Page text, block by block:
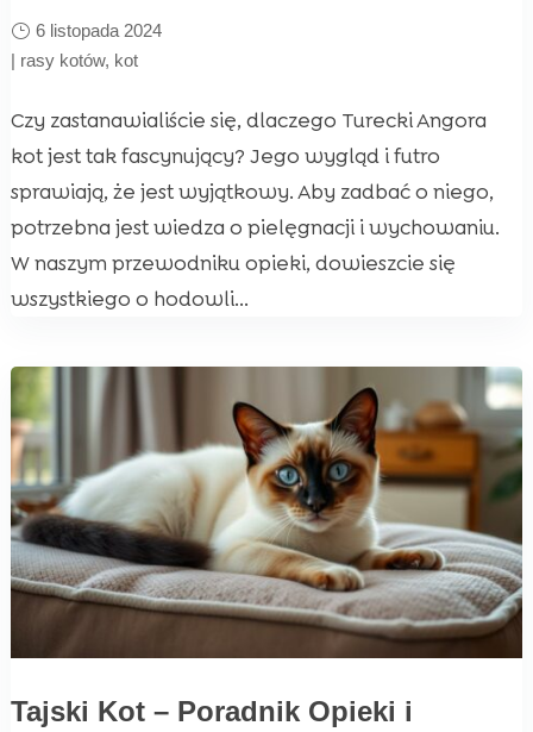
6 listopada 2024
| rasy kotów, kot
Czy zastanawialiście się, dlaczego Turecki Angora
kot jest tak fascynujący? Jego wygląd i futro
sprawiają, że jest wyjątkowy. Aby zadbać o niego,
potrzebna jest wiedza o pielęgnacji i wychowaniu.
W naszym przewodniku opieki, dowieszcie się
wszystkiego o hodowli...
Tajski Kot – Poradnik Opieki i